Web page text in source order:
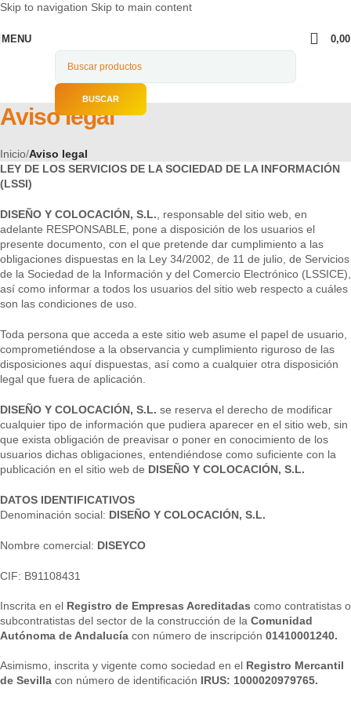
Skip to navigation Skip to main content
MENU
BUSCAR
Aviso legal
Inicio/Aviso legal
LEY DE LOS SERVICIOS DE LA SOCIEDAD DE LA INFORMACIÓN
(LSSI)
DISEÑO Y COLOCACIÓN, S.L. , responsable del sitio web, en
adelante RESPONSABLE, pone a disposición de los usuarios el
presente documento, con el que pretende dar cumplimiento a las
obligaciones dispuestas en la Ley 34/2002, de 11 de julio, de Servicios
de la Sociedad de la Información y del Comercio Electrónico (LSSICE),
así como informar a todos los usuarios del sitio web respecto a cuáles
son las condiciones de uso.
Toda persona que acceda a este sitio web asume el papel de usuario,
comprometiéndose a la observancia y cumplimiento riguroso de las
disposiciones aquí dispuestas, así como a cualquier otra disposición
legal que fuera de aplicación.
DISEÑO Y COLOCACIÓN, S.L. se reserva el derecho de modificar
cualquier tipo de información que pudiera aparecer en el sitio web, sin
que exista obligación de preavisar o poner en conocimiento de los
usuarios dichas obligaciones, entendiéndose como suficiente con la
publicación en el sitio web de DISEÑO Y COLOCACIÓN, S.L.
DATOS IDENTIFICATIVOS
Denominación social: DISEÑO Y COLOCACIÓN, S.L.
Nombre comercial: DISEYCO
CIF: B91108431
Inscrita en el Registro de Empresas Acreditadas como contratistas o
subcontratistas del sector de la construcción de la Comunidad
Autónoma de Andalucía con número de inscripción 01410001240.
Asimismo, inscrita y vigente como sociedad en el Registro Mercantil
de Sevilla con número de identificación IRUS: 1000020979765.